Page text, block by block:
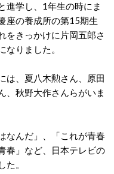
進学し、1年生の時にま
座の養成所の第15期生
をきっかけに片岡五郎さ
なりました。
は、夏八木勲さん、原田
、秋野大作さんらがいま
なんだ」、「これが青春
春」など、日本テレビの
。